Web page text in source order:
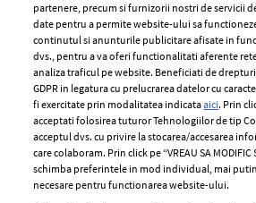
ELLE Style Awards
2024
Despre ELLE
Romania
Contact
Abonamente
partenere, precum si furnizorii nostri de servicii
date pentru a permite website-ului sa
continutul si anunturile publicitare afisate in
dvs., pentru a va oferi functionalitati aferente
analiza traficul pe website. Beneficiati de
GDPR in legatura cu prelucrarea datelor cu
fi exercitate prin modalitatea indicataaici. Prin
acceptati folosirea tuturor Tehnologiilor de tip
acceptul dvs. cu privire la stocarea/accesarea
care colaboram. Prin click pe “VREAU SA MODIFIC
schimba preferintele in mod individual, mai
necesare pentru functionarea website-ului.